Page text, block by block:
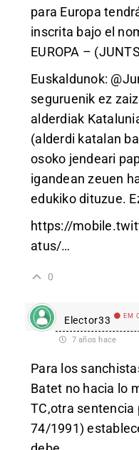
para Europa
inscrita bajo el
EUROPA –
Euskaldunok:
seguruenik ez
alderdiak
(alderdi katalan
osoko jendeari
igandean zeuen
edukiko dituzue.
https://
atus/…
0
Elector33 EM
7 años hace
Para los
Batet no hacia lo
TC,otra sentencia
74/1991)